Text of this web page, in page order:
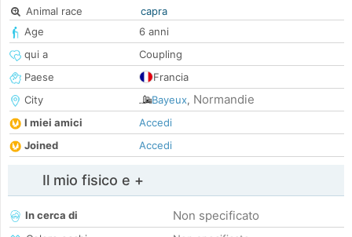
Animal race
capra
Age
6 anni
qui a
Coupling
Paese
Francia
City
Bayeux, Normandie
I miei amici
Accedi
Joined
Accedi
Il mio fisico e +
In cerca di Non specificato